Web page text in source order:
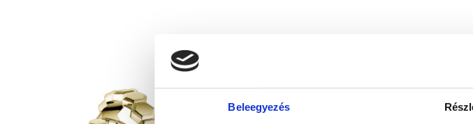
Beleegyezés